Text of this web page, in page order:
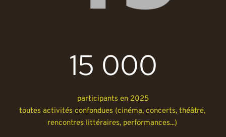
15 000
participants en 2025
toutes activités confondues (cinéma, concerts, théâtre,
rencontres littéraires, performances...)